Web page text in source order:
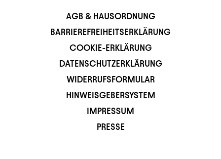
AGB & HAUSORDNUNG
BARRIEREFREIHEITSERKLÄRUNG
COOKIE-ERKLÄRUNG
DATENSCHUTZERKLÄRUNG
WIDERRUFSFORMULAR
HINWEISGEBERSYSTEM
IMPRESSUM
PRESSE